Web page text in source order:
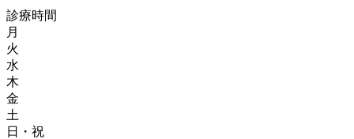
診療時間
月
火
水
木
金
土
日・祝